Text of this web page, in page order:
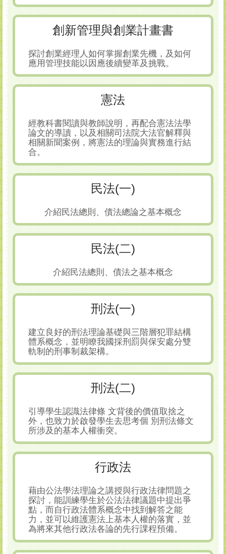
創新管理與創業計畫書
探討創業經理人如何掌握創業先機，及如何
應用管理技能以因應後續變革及挑戰。
憲法
經教科書閱讀與教師說明，再配合憲法法學
論文的導讀，以及相關司法院大法官解釋與
相關新聞案例，將憲法的理論與實務進行結
合。
民法(一)
介紹民法總則、債法總論之基本概念
民法(二)
介紹民法總則、債法之基本概念
刑法(一)
建立良好的刑法理論基礎與三階層犯罪結構
體系概念，並明瞭我國採刑罰與保安處分雙
軌制的刑事制裁架構。
刑法(二)
引導學生認識法律條 文背後的價值取捨之
外，也致力於啟發學生去思考個 別刑法條文
所涉及的基本人權衝突。
行政法
藉由公法學法理論之講授與行政法律問題之
探討，能訓練學生於公法法律議題中提出爭
點，而自行政法體系概念中找到解答之能
力，並可以維護憲法上基本人權的落實，並
為將來其他行政法各論的先行課程預備。